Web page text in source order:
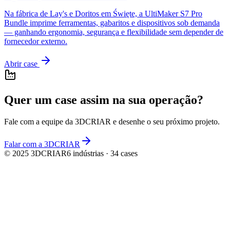
Na fábrica de Lay's e Doritos em Święte, a UltiMaker S7 Pro
Bundle imprime ferramentas, gabaritos e dispositivos sob demanda
— ganhando ergonomia, segurança e flexibilidade sem depender de
fornecedor externo.
Abrir case
Quer um case assim na sua operação?
Fale com a equipe da 3DCRIAR e desenhe o seu próximo projeto.
Falar com a 3DCRIAR
© 2025 3DCRIAR6 indústrias · 34 cases